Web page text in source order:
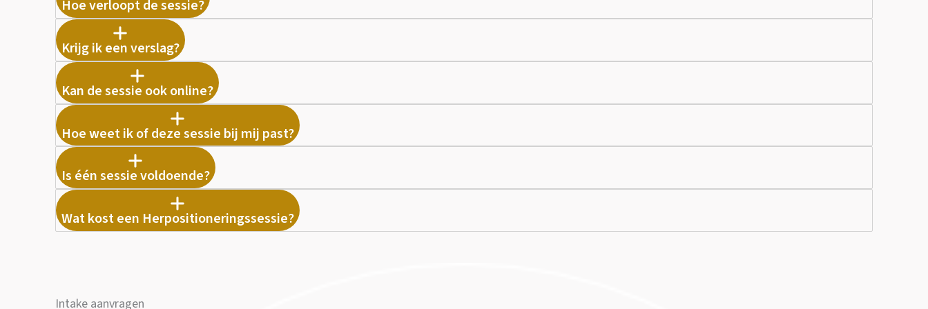
Hoe verloopt de sessie?
Krijg ik een verslag?
Kan de sessie ook online?
Hoe weet ik of deze sessie bij mij past?
Is één sessie voldoende?
Wat kost een Herpositioneringssessie?
Intake aanvragen